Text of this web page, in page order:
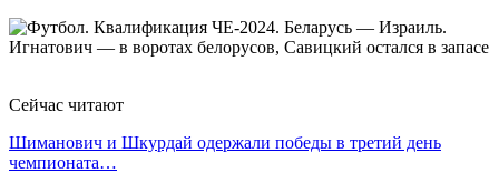
Сейчас читают
Шиманович и Шкурдай одержали победы в третий день
чемпионата…